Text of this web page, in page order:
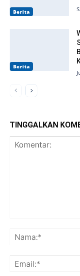
Berita
Berita
TINGGALKAN